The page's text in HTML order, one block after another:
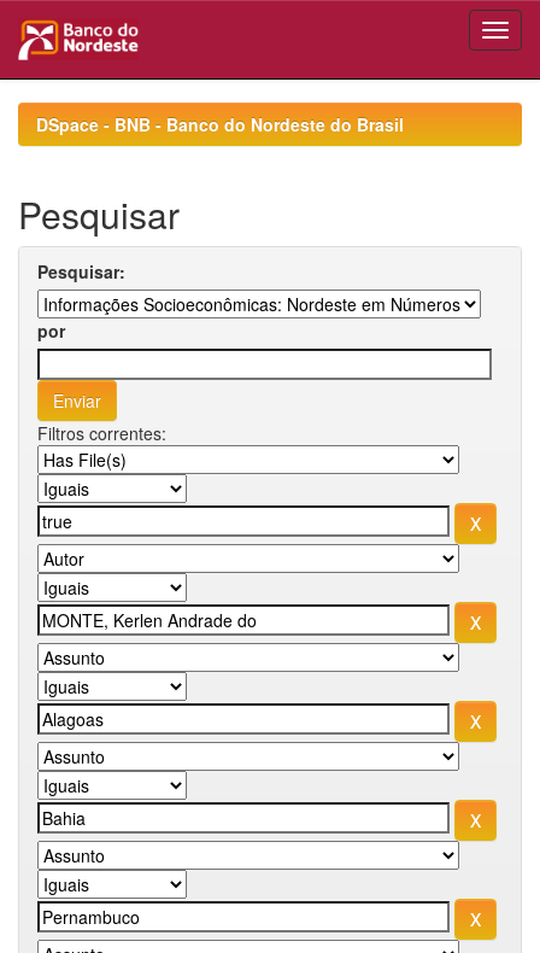
navigationDSpace - BNB - Banco do Nordeste do Brasil
Pesquisar
Pesquisar:
por
Filtros correntes: